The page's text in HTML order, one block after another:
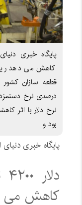
کاهش می دهد
نرخ دلار با اثر
بود و
پایگاه خبری دنیای
کاهش می